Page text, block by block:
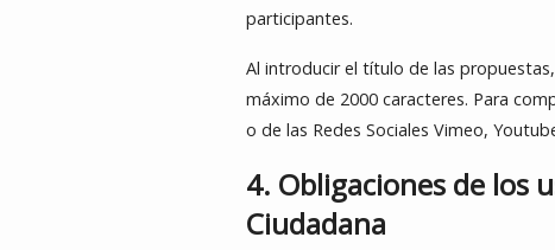
participantes.
Al introducir el título de las
máximo de 2000 caracteres. Para
o de las Redes Sociales Vimeo,
4. Obligaciones de los
Ciudadana